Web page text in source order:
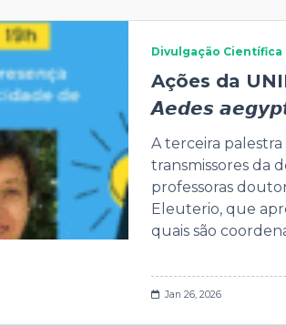
Divulgação Científica
Ações da
𝘼𝙚𝙙𝙚𝙨
A terceira
transmissores da
professoras
Eleuterio, que
quais são
Jan 26, 2026